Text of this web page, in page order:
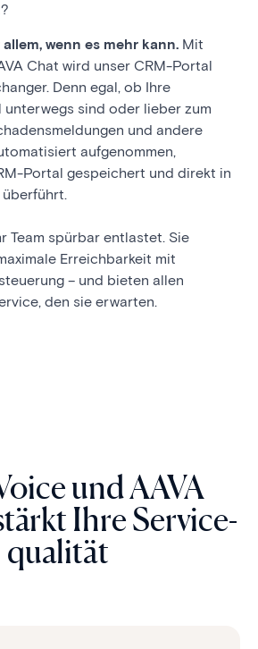
wenn es mehr kann. Mit
Chat wird unser CRM-Portal
Denn egal, ob Ihre
sind oder lieber zum
und andere
aufgenommen,
Portal gespeichert und direkt in
überführt.
Team spürbar entlastet. Sie
Erreichbarkeit mit
– und bieten allen
den sie erwarten.
und AAVA
Ihre Service­
qualität